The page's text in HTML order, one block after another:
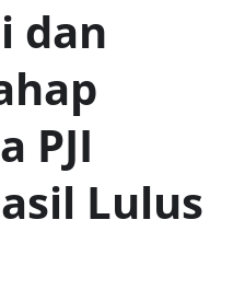
dan
PJI
Lulus